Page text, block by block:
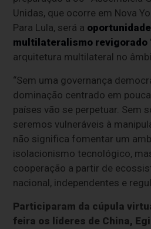
Unidas, que ocorre em Nova
Para Lula, será a
multilateralismo revigorado
arquitetura multilateral no
“Sem uma governança
dominação centrado em
países vão se perpetuar. Sem
seremos vulneráveis à
não significa fomentar um
isolacionismo tecnológico,
cooperação a partir de
nacional, independentes e
Participaram da cúpula
feira os líderes de China,